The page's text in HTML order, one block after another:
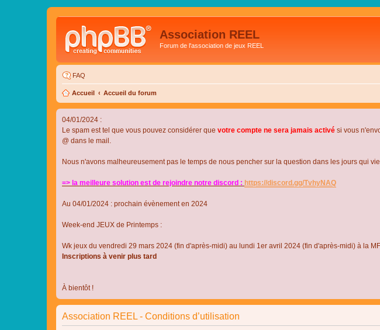
Association REEL
Forum de l'association de jeux REEL
FAQ
Accueil Accueil du forum
04/01/2024 :
Le spam est tel que vous pouvez considérer que votre compte ne sera jamais activé si vous
@ dans le mail.
Nous n'avons malheureusement pas le temps de nous pencher sur la question dans les jours qui
=> la meilleure solution est de rejoindre notre discord : https://discord.gg/TvhyNAQ
Au 04/01/2024 : prochain évènement en 2024
Week-end JEUX de Printemps :
Wk jeux du vendredi 29 mars 2024 (fin d'après-midi) au lundi 1er avril 2024 (fin d'après-midi) à la
Inscriptions à venir plus tard
À bientôt !
Association REEL - Conditions d’utilisation